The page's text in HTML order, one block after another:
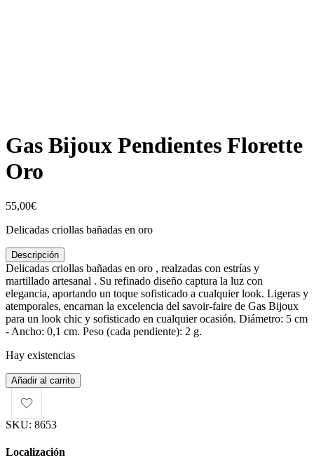
Gas Bijoux Pendientes Florette
Oro
55,00€
Delicadas criollas bañadas en oro
Descripción
Delicadas criollas bañadas en oro , realzadas con estrías y
martillado artesanal . Su refinado diseño captura la luz con
elegancia, aportando un toque sofisticado a cualquier look. Ligeras y
atemporales, encarnan la excelencia del savoir-faire de Gas Bijoux
para un look chic y sofisticado en cualquier ocasión. Diámetro: 5 cm
- Ancho: 0,1 cm. Peso (cada pendiente): 2 g.
Hay existencias
Gas
Bijoux
Pendientes
Florette
Oro
Añadir al carrito
SKU: 8653
Localización